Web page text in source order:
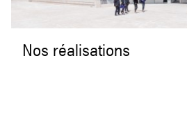
Nos réalisations